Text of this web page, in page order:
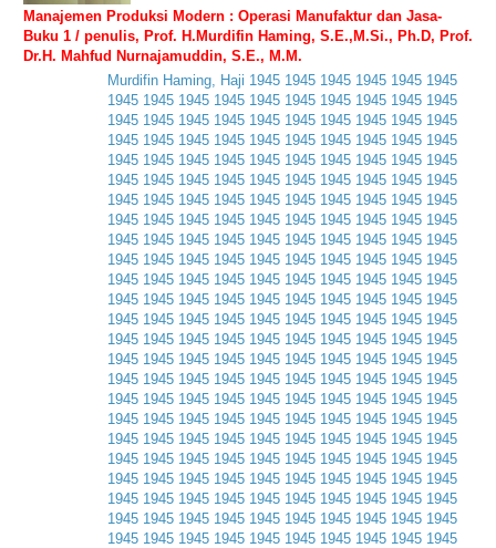
Manajemen Produksi Modern : Operasi Manufaktur dan Jasa-
Buku 1 / penulis, Prof. H.Murdifin Haming, S.E.,M.Si., Ph.D, Prof.
Dr.H. Mahfud Nurnajamuddin, S.E., M.M.
Murdifin Haming, Haji 1945 1945 1945 1945 1945 1945
1945 1945 1945 1945 1945 1945 1945 1945 1945 1945
1945 1945 1945 1945 1945 1945 1945 1945 1945 1945
1945 1945 1945 1945 1945 1945 1945 1945 1945 1945
1945 1945 1945 1945 1945 1945 1945 1945 1945 1945
1945 1945 1945 1945 1945 1945 1945 1945 1945 1945
1945 1945 1945 1945 1945 1945 1945 1945 1945 1945
1945 1945 1945 1945 1945 1945 1945 1945 1945 1945
1945 1945 1945 1945 1945 1945 1945 1945 1945 1945
1945 1945 1945 1945 1945 1945 1945 1945 1945 1945
1945 1945 1945 1945 1945 1945 1945 1945 1945 1945
1945 1945 1945 1945 1945 1945 1945 1945 1945 1945
1945 1945 1945 1945 1945 1945 1945 1945 1945 1945
1945 1945 1945 1945 1945 1945 1945 1945 1945 1945
1945 1945 1945 1945 1945 1945 1945 1945 1945 1945
1945 1945 1945 1945 1945 1945 1945 1945 1945 1945
1945 1945 1945 1945 1945 1945 1945 1945 1945 1945
1945 1945 1945 1945 1945 1945 1945 1945 1945 1945
1945 1945 1945 1945 1945 1945 1945 1945 1945 1945
1945 1945 1945 1945 1945 1945 1945 1945 1945 1945
1945 1945 1945 1945 1945 1945 1945 1945 1945 1945
1945 1945 1945 1945 1945 1945 1945 1945 1945 1945
1945 1945 1945 1945 1945 1945 1945 1945 1945 1945
1945 1945 1945 1945 1945 1945 1945 1945 1945 1945